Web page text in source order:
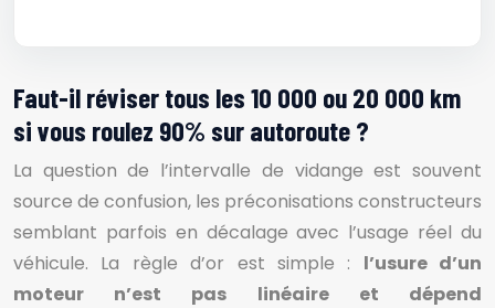
Faut-il réviser tous les 10 000 ou 20 000 km
si vous roulez 90% sur autoroute ?
La question de l’intervalle de vidange est souvent
source de confusion, les préconisations constructeurs
semblant parfois en décalage avec l’usage réel du
véhicule. La règle d’or est simple : l’usure d’un
moteur n’est pas linéaire et dépend